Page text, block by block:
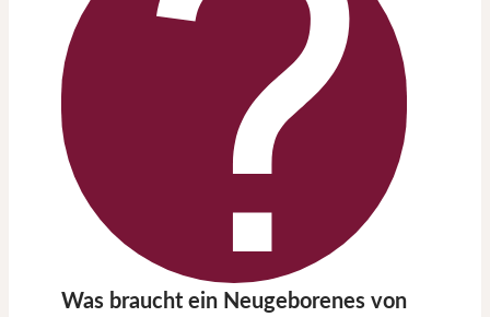
Was braucht ein Neugeborenes von